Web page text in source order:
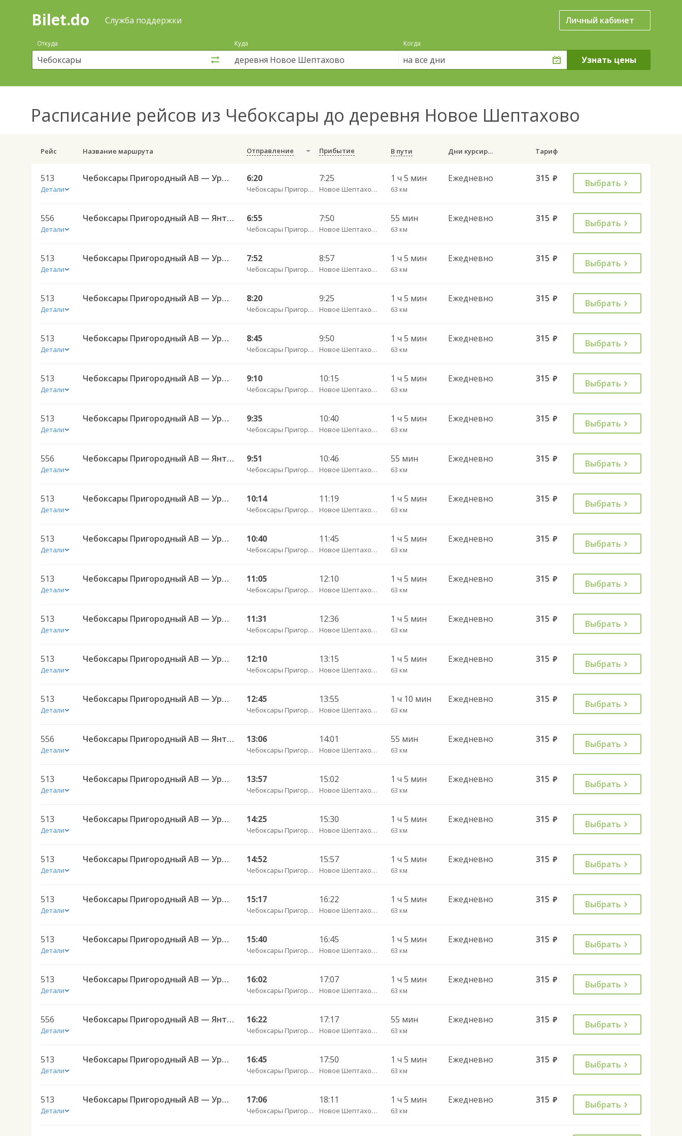
Поиск
покупка
билетов
автобус
онлайн
Bilet.do Служба поддержки Личный кабинет
Откуда Куда Когда
на все дни
Расписание рейсов из Чебоксары до деревня Новое Шептахово
Рейс Название маршрута Отправление Прибытие В пути Дни курсирования Тариф
513
Детали
Чебоксары Пригородный АВ — Урмары п. ДКП 513 6:20
Чебоксары Пригородный АВ
7:25
Новое Шептахово д.
1 ч 5 мин
63 км
Ежедневно 315 руб. Выбрать
556
Детали
Чебоксары Пригородный АВ — Янтиково с. ДКП ч/з Урмары п. ДКП 556 6:55
Чебоксары Пригородный АВ
7:50
Новое Шептахово д.
55 мин
63 км
Ежедневно 315 руб. Выбрать
513
Детали
Чебоксары Пригородный АВ — Урмары п. ДКП 513 7:52
Чебоксары Пригородный АВ
8:57
Новое Шептахово д.
1 ч 5 мин
63 км
Ежедневно 315 руб. Выбрать
513
Детали
Чебоксары Пригородный АВ — Урмары п. ДКП 513 8:20
Чебоксары Пригородный АВ
9:25
Новое Шептахово д.
1 ч 5 мин
63 км
Ежедневно 315 руб. Выбрать
513
Детали
Чебоксары Пригородный АВ — Урмары п. ДКП 513 8:45
Чебоксары Пригородный АВ
9:50
Новое Шептахово д.
1 ч 5 мин
63 км
Ежедневно 315 руб. Выбрать
513
Детали
Чебоксары Пригородный АВ — Урмары п. ДКП 513 9:10
Чебоксары Пригородный АВ
10:15
Новое Шептахово д.
1 ч 5 мин
63 км
Ежедневно 315 руб. Выбрать
513
Детали
Чебоксары Пригородный АВ — Урмары п. ДКП 513 9:35
Чебоксары Пригородный АВ
10:40
Новое Шептахово д.
1 ч 5 мин
63 км
Ежедневно 315 руб. Выбрать
556
Детали
Чебоксары Пригородный АВ — Янтиково с. ДКП ч/з Урмары п. ДКП 556 9:51
Чебоксары Пригородный АВ
10:46
Новое Шептахово д.
55 мин
63 км
Ежедневно 315 руб. Выбрать
513
Детали
Чебоксары Пригородный АВ — Урмары п. ДКП 513 10:14
Чебоксары Пригородный АВ
11:19
Новое Шептахово д.
1 ч 5 мин
63 км
Ежедневно 315 руб. Выбрать
513
Детали
Чебоксары Пригородный АВ — Урмары п. ДКП 513 10:40
Чебоксары Пригородный АВ
11:45
Новое Шептахово д.
1 ч 5 мин
63 км
Ежедневно 315 руб. Выбрать
513
Детали
Чебоксары Пригородный АВ — Урмары п. ДКП 513 11:05
Чебоксары Пригородный АВ
12:10
Новое Шептахово д.
1 ч 5 мин
63 км
Ежедневно 315 руб. Выбрать
513
Детали
Чебоксары Пригородный АВ — Урмары п. ДКП 513 11:31
Чебоксары Пригородный АВ
12:36
Новое Шептахово д.
1 ч 5 мин
63 км
Ежедневно 315 руб. Выбрать
513
Детали
Чебоксары Пригородный АВ — Урмары п. ДКП 513 12:10
Чебоксары Пригородный АВ
13:15
Новое Шептахово д.
1 ч 5 мин
63 км
Ежедневно 315 руб. Выбрать
513
Детали
Чебоксары Пригородный АВ — Урмары п. ДКП 513 12:45
Чебоксары Пригородный АВ
13:55
Новое Шептахово д.
1 ч 10 мин
63 км
Ежедневно 315 руб. Выбрать
556
Детали
Чебоксары Пригородный АВ — Янтиково с. ДКП ч/з Урмары п. ДКП 556 13:06
Чебоксары Пригородный АВ
14:01
Новое Шептахово д.
55 мин
63 км
Ежедневно 315 руб. Выбрать
513
Детали
Чебоксары Пригородный АВ — Урмары п. ДКП 513 13:57
Чебоксары Пригородный АВ
15:02
Новое Шептахово д.
1 ч 5 мин
63 км
Ежедневно 315 руб. Выбрать
513
Детали
Чебоксары Пригородный АВ — Урмары п. ДКП 513 14:25
Чебоксары Пригородный АВ
15:30
Новое Шептахово д.
1 ч 5 мин
63 км
Ежедневно 315 руб. Выбрать
513
Детали
Чебоксары Пригородный АВ — Урмары п. ДКП 513 14:52
Чебоксары Пригородный АВ
15:57
Новое Шептахово д.
1 ч 5 мин
63 км
Ежедневно 315 руб. Выбрать
513
Детали
Чебоксары Пригородный АВ — Урмары п. ДКП 513 15:17
Чебоксары Пригородный АВ
16:22
Новое Шептахово д.
1 ч 5 мин
63 км
Ежедневно 315 руб. Выбрать
513
Детали
Чебоксары Пригородный АВ — Урмары п. ДКП 513 15:40
Чебоксары Пригородный АВ
16:45
Новое Шептахово д.
1 ч 5 мин
63 км
Ежедневно 315 руб. Выбрать
513
Детали
Чебоксары Пригородный АВ — Урмары п. ДКП 513 16:02
Чебоксары Пригородный АВ
17:07
Новое Шептахово д.
1 ч 5 мин
63 км
Ежедневно 315 руб. Выбрать
556
Детали
Чебоксары Пригородный АВ — Янтиково с. ДКП ч/з Урмары п. ДКП 556 16:22
Чебоксары Пригородный АВ
17:17
Новое Шептахово д.
55 мин
63 км
Ежедневно 315 руб. Выбрать
513
Детали
Чебоксары Пригородный АВ — Урмары п. ДКП 513 16:45
Чебоксары Пригородный АВ
17:50
Новое Шептахово д.
1 ч 5 мин
63 км
Ежедневно 315 руб. Выбрать
513
Детали
Чебоксары Пригородный АВ — Урмары п. ДКП 513 17:06
Чебоксары Пригородный АВ
18:11
Новое Шептахово д.
1 ч 5 мин
63 км
Ежедневно 315 руб. Выбрать